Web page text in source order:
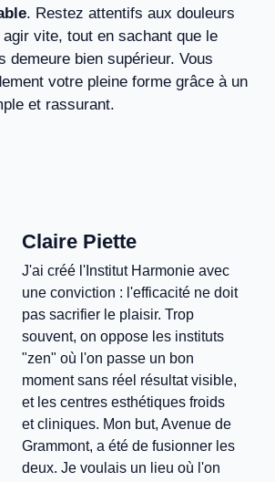
. Restez attentifs aux douleurs
vite, tout en sachant que le
demeure bien supérieur. Vous
votre pleine forme grâce à un
et rassurant.
Claire Piette
J'ai créé l'Institut Harmonie avec
une conviction : l'efficacité ne doit
pas sacrifier le plaisir. Trop
souvent, on oppose les instituts
"zen" où l'on passe un bon
moment sans réel résultat visible,
et les centres esthétiques froids
et cliniques. Mon but, Avenue de
Grammont, a été de fusionner les
deux. Je voulais un lieu où l'on